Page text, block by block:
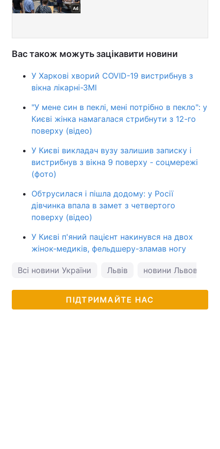
Вас також можуть зацікавити новини
У Харкові хворий COVID-19 вистрибнув з
вікна лікарні-ЗМІ
"У мене син в пеклі, мені потрібно в пекло": у
Києві жінка намагалася стрибнути з 12-го
поверху (відео)
У Києві викладач вузу залишив записку і
вистрибнув з вікна 9 поверху - соцмережі
(фото)
Обтрусилася і пішла додому: у Росії
дівчинка впала в замет з четвертого
поверху (відео)
У Києві п'яний пацієнт накинувся на двох
жінок-медиків, фельдшеру-зламав ногу
Всі новини України Львів новини Львова
ПІДТРИМАЙТЕ НАС